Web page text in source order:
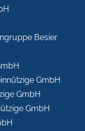
Besier
GmbH
GmbH
GmbH